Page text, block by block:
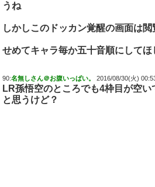
うね
しかしこのドッカン覚醒の画面は
せめてキャラ毎か五十音順にしてほ
90:名無しさん＠お腹いっぱい。 2016/08/30(火)
LR孫悟空のところでも4枠目が空
と思うけど？